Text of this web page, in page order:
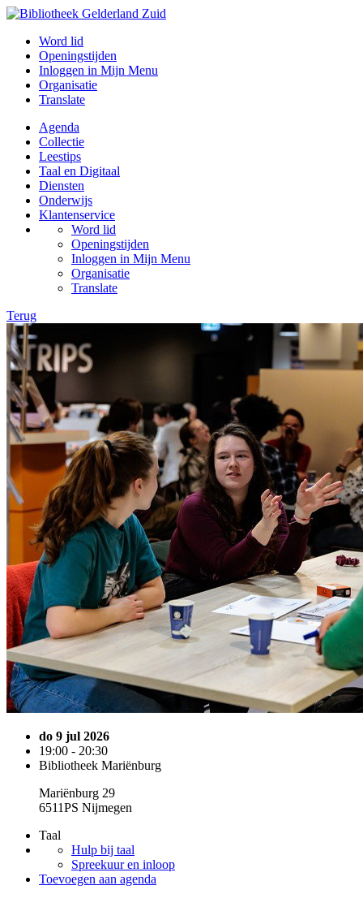
Word lid
Openingstijden
Inloggen in Mijn Menu
Organisatie
Translate
Agenda
Collectie
Leestips
Taal en Digitaal
Diensten
Onderwijs
Klantenservice
Word lid
Openingstijden
Inloggen in Mijn Menu
Organisatie
Translate
Terug
do 9 jul 2026
19:00 - 20:30
Bibliotheek Mariënburg
Mariënburg 29
6511PS Nijmegen
Taal
Hulp bij taal
Spreekuur en inloop
Toevoegen aan agenda